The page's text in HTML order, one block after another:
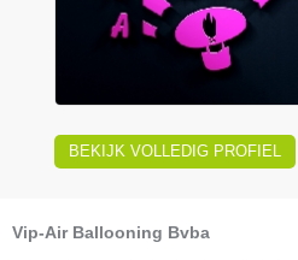
BEKIJK VOLLEDIG PROFIEL
Vip-Air Ballooning Bvba